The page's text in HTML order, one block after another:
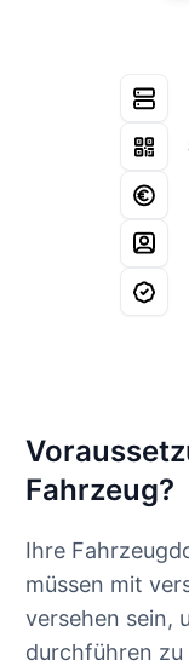
Fahrzeug?
Ihre
müssen mit
versehen sein,
durchführen zu